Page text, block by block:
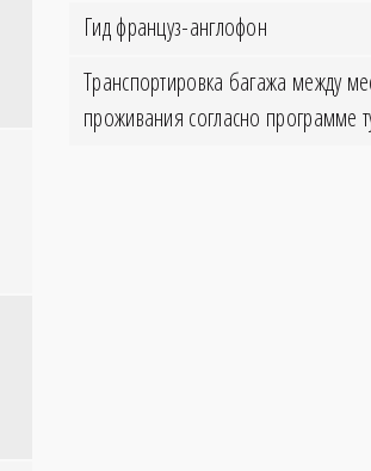
Гид француз-англофон
Транспортировка багажа между
проживания согласно программе